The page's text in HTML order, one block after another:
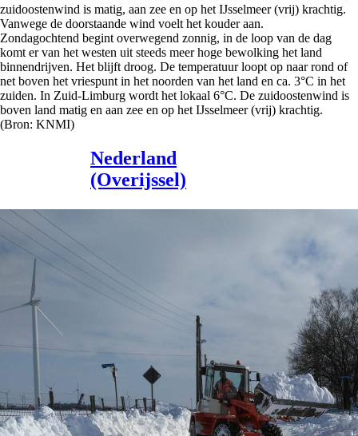
zuidoostenwind is matig, aan zee en op het IJsselmeer (vrij) krachtig.
Vanwege de doorstaande wind voelt het kouder aan.
Zondagochtend begint overwegend zonnig, in de loop van de dag
komt er van het westen uit steeds meer hoge bewolking het land
binnendrijven. Het blijft droog. De temperatuur loopt op naar rond of
net boven het vriespunt in het noorden van het land en ca. 3°C in het
zuiden. In Zuid-Limburg wordt het lokaal 6°C. De zuidoostenwind is
boven land matig en aan zee en op het IJsselmeer (vrij) krachtig.
(Bron: KNMI)